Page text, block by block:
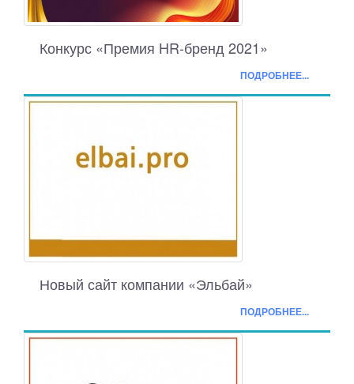
Конкурс «Премия HR-бренд 2021»
ПОДРОБНЕЕ...
Новый сайт компании «Эльбай»
ПОДРОБНЕЕ...